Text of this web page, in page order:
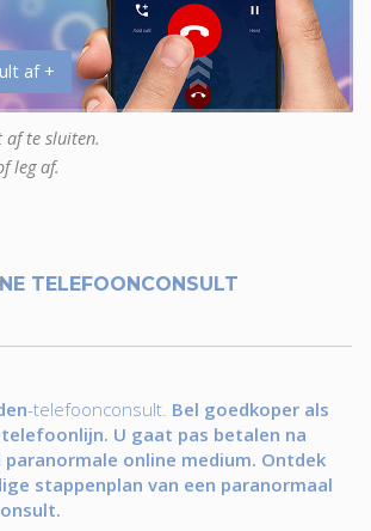
af +
af te sluiten.
leg af.
TELEFOONCONSULT
-telefoonconsult. Bel goedkoper als
U gaat pas betalen na
online medium. Ontdek
stappenplan van een paranormaal